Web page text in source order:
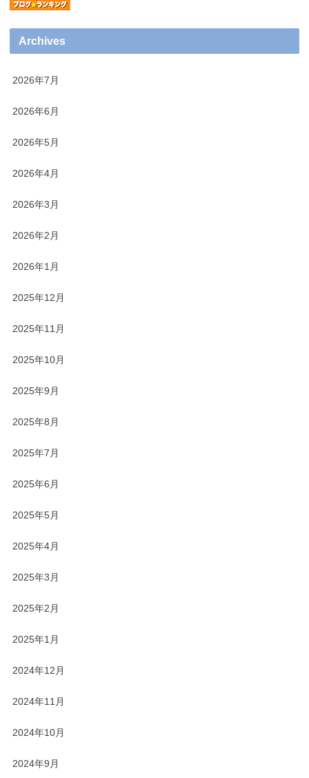
Archives
2026年7月
2026年6月
2026年5月
2026年4月
2026年3月
2026年2月
2026年1月
2025年12月
2025年11月
2025年10月
2025年9月
2025年8月
2025年7月
2025年6月
2025年5月
2025年4月
2025年3月
2025年2月
2025年1月
2024年12月
2024年11月
2024年10月
2024年9月